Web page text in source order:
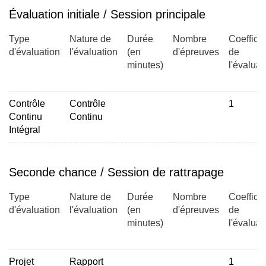
Le cours aborde aussi la souveraineté technologique ou la
régulation des réseaux sociaux, à travers diverses études
de cas, des questions telles que la géopolitique des
L'IA au service de l'expérience client (Elsa FABES : 3H
CM)
Découverte des assistants conversationnels et conception
d'un chatbot (Axelle CHAPRON, 3h TP)
Évaluation initiale / Session principale
Type
d'évaluation
Nature de
l'évaluation
Durée
(en
minutes)
Nombre
d'épreuves
de
Contrôle
Continu
Intégral
Contrôle
Continu
1
Seconde chance / Session de rattrapage
Type
d'évaluation
Nature de
l'évaluation
Durée
(en
minutes)
Nombre
d'épreuves
de
Projet Rapport 1